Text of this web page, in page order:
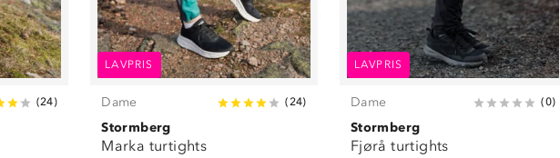
(24)
LAVPRIS
Dame (24)
Stormberg
Marka turtights
LAVPRIS
Dame (0)
Stormberg
Fjørå turtights